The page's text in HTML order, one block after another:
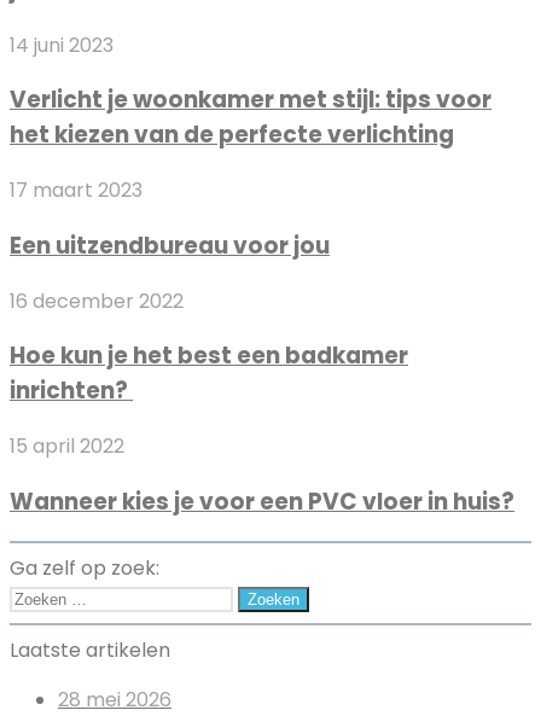
te
met
jouw
Verlicht
woonkamer
met
tips
het
van
de
perfecte
verlichting
14 juni 2023
Verlicht je woonkamer met stijl: tips voor
het kiezen van de perfecte verlichting
Een
voor
17 maart 2023
Een uitzendbureau voor jou
Hoe
je
het
een
inrichten?
16 december 2022
Hoe kun je het best een badkamer
inrichten?
Wanneer
je
voor
een
PVC
vloer
in
15 april 2022
Wanneer kies je voor een PVC vloer in huis?
Ga zelf op zoek:
Zoeken
naar:
Laatste artikelen
28 mei 2026